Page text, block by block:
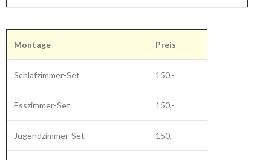
Montage Preis
Schlafzimmer-Set 150,-
Esszimmer-Set 150,-
Jugendzimmer-Set 150,-